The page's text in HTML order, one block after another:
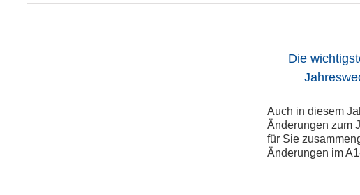
Die
Auch in diesem
Änderungen zum
für Sie
Änderungen im